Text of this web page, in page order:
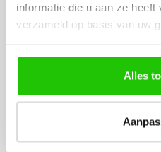
informatie die u aan ze
verzameld op basis van uw
Alles
BESTELINCLUSIEF
LICHTBRONNEN
GU10
dim to warm